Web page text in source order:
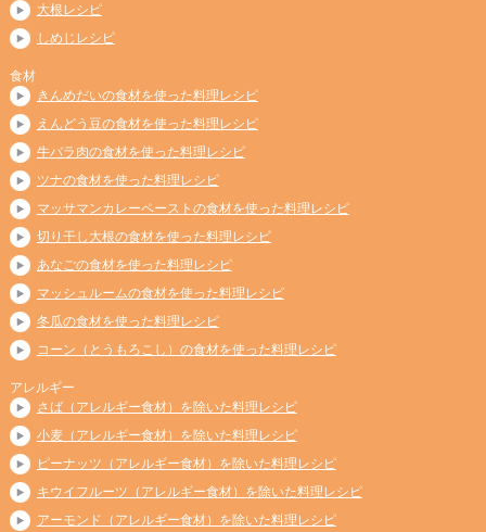
大根レシピ
しめじレシピ
食材
きんめだいの食材を使った料理レシピ
えんどう豆の食材を使った料理レシピ
牛バラ肉の食材を使った料理レシピ
ツナの食材を使った料理レシピ
マッサマンカレーペーストの食材を使った料理レシピ
切り干し大根の食材を使った料理レシピ
あなごの食材を使った料理レシピ
マッシュルームの食材を使った料理レシピ
冬瓜の食材を使った料理レシピ
コーン（とうもろこし）の食材を使った料理レシピ
アレルギー
さば（アレルギー食材）を除いた料理レシピ
小麦（アレルギー食材）を除いた料理レシピ
ピーナッツ（アレルギー食材）を除いた料理レシピ
キウイフルーツ（アレルギー食材）を除いた料理レシピ
アーモンド（アレルギー食材）を除いた料理レシピ